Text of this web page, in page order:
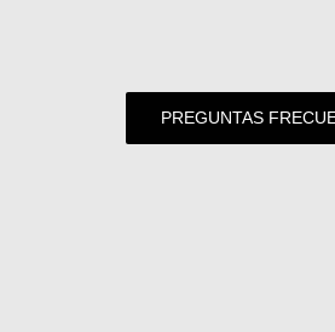
PREGUNTAS